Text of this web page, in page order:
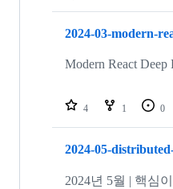
2024-03-modern-
Modern React Deep
4 1 0
2024-05-
2024년 5월 | 핵심